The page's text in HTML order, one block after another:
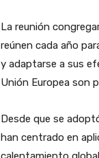
La reunión
reúnen cada año
y adaptarse a sus
Unión Europea son
Desde que se
han centrado en